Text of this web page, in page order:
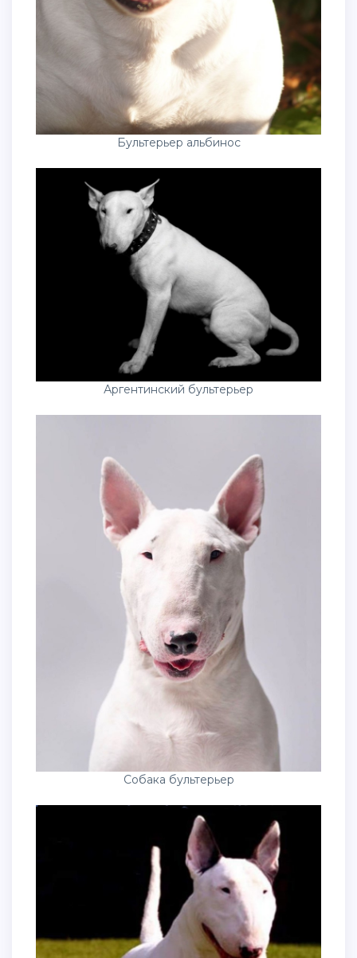
Бультерьер альбинос
Аргентинский бультерьер
Собака бультерьер